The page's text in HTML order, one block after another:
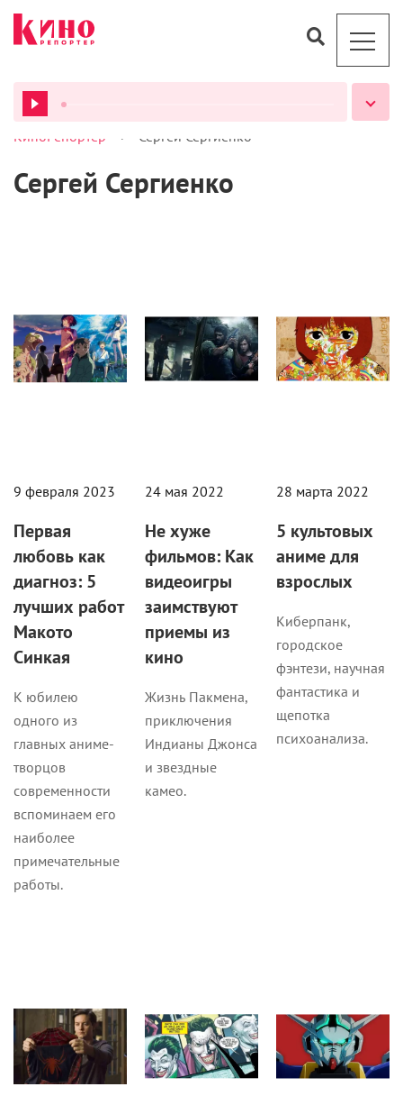
ВСЕ ПОДКАСТЫ
КиноРепортер > Сергей Сергиенко
Сергей Сергиенко
9 февраля 2023
Первая
любовь как
диагноз: 5
лучших работ
Макото
Синкая
К юбилею
одного из
главных аниме-
творцов
современности
вспоминаем его
наиболее
примечательные
работы.
24 мая 2022
Не хуже
фильмов: Как
видеоигры
заимствуют
приемы из
кино
Жизнь Пакмена,
приключения
Индианы Джонса
и звездные
камео.
28 марта 2022
5 культовых
аниме для
взрослых
Киберпанк,
городское
фэнтези, научная
фантастика и
щепотка
психоанализа.